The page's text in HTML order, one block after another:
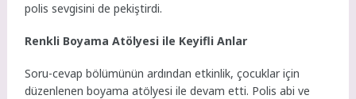
polis sevgisini de pekiştirdi.
Renkli Boyama Atölyesi ile Keyifli Anlar
Soru-cevap bölümünün ardından etkinlik, çocuklar için
düzenlenen boyama atölyesi ile devam etti. Polis abi ve